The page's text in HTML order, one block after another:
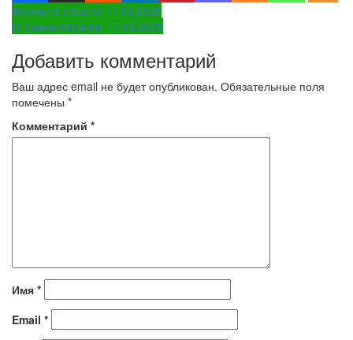
Навигация
по
записям
Формула смысла 17.03.2025
О самом главном 17.03.2025
Добавить комментарий
Ваш адрес email не будет опубликован. Обязательные поля
помечены *
Комментарий *
Имя *
Email *